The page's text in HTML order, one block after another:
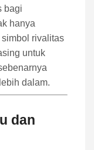
bagi
hanya
rivalitas
untuk
dalam.
dan